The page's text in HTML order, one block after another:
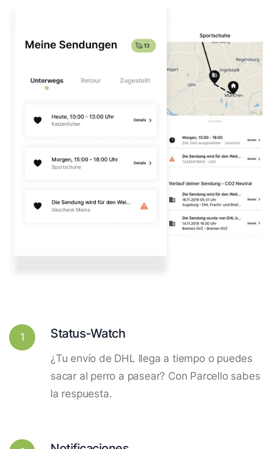
1 Status-Watch
¿Tu envío de DHL llega a tiempo o puedes
sacar al perro a pasear? Con Parcello sabes
la respuesta.